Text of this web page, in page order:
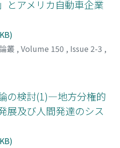
とアメリカ自動車企業
叢 , Volume 150 , Issue 2-3 ,
の検討(1)―地方分権的
展及び人間発達のシス